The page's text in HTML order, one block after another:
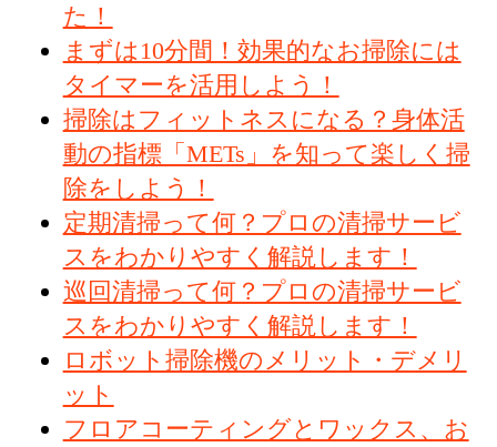
た！
まずは10分間！効果的なお掃除には
タイマーを活用しよう！
掃除はフィットネスになる？身体活
動の指標「METs」を知って楽しく掃
除をしよう！
定期清掃って何？プロの清掃サービ
スをわかりやすく解説します！
巡回清掃って何？プロの清掃サービ
スをわかりやすく解説します！
ロボット掃除機のメリット・デメリ
ット
フロアコーティングとワックス、お